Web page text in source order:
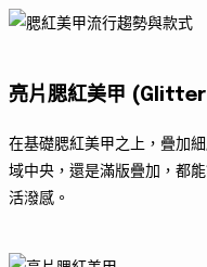
亮片腮紅美甲
在基礎腮紅美甲之上，疊加
域中央，還是滿版疊加，都
活潑感。